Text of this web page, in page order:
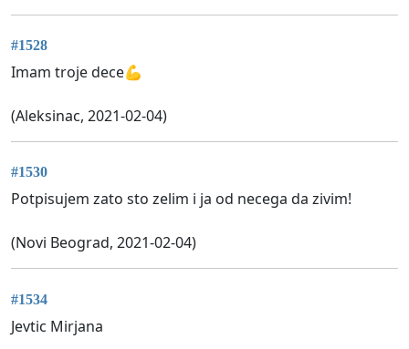
#1528
Imam troje dece💪
(Aleksinac, 2021-02-04)
#1530
Potpisujem zato sto zelim i ja od necega da zivim!
(Novi Beograd, 2021-02-04)
#1534
Jevtic Mirjana